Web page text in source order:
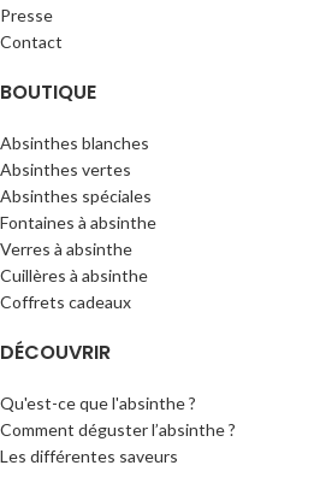
Presse
Contact
BOUTIQUE
Absinthes blanches
Absinthes vertes
Absinthes spéciales
Fontaines à absinthe
Verres à absinthe
Cuillères à absinthe
Coffrets cadeaux
DÉCOUVRIR
Qu'est-ce que l'absinthe ?
Comment déguster l’absinthe ?
Les différentes saveurs